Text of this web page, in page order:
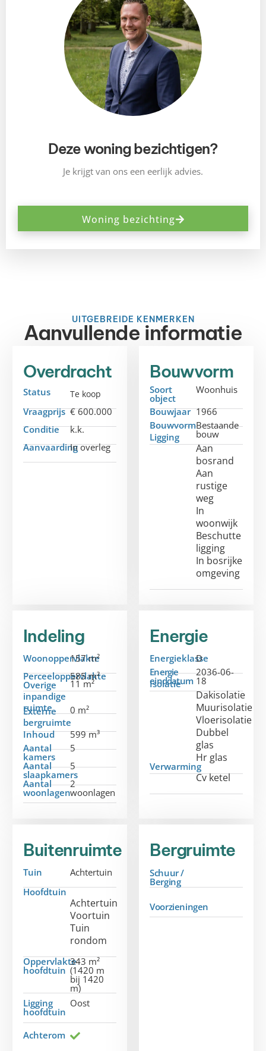
Deze woning bezichtigen?
Je krijgt van ons een eerlijk advies.
Woning bezichting
UITGEBREIDE KENMERKEN
Aanvullende informatie
Overdracht
Status Te koop
Vraagprijs € 600.000
Conditie
k.k.
AanvaardingIn overleg
Bouwvorm
Soort
object
Woonhuis
Bouwjaar 1966
BouwvormBestaande
bouw
Ligging
Aan
bosrand
Aan
rustige
weg
In
woonwijk
Beschutte
ligging
In bosrijke
omgeving
Indeling
Woonoppervlakte
157 m²
Perceeloppervlakte
585 m²
Overige
inpandige
ruimte
11 m²
Externe
bergruimte
0 m²
Inhoud
599 m³
Aantal
kamers
5
Aantal
slaapkamers
5
Aantal
woonlagen
2
woonlagen
Energie
Energieklasse
D
Energie
einddatum
2036-06-
18
Isolatie
Dakisolatie
Muurisolatie
Vloerisolatie
Dubbel
glas
Hr glas
Verwarming
Cv ketel
Buitenruimte
Tuin
Achtertuin
Hoofdtuin
Achtertuin
Voortuin
Tuin
rondom
Oppervlakte
hoofdtuin
343 m²
(1420 m
bij 1420
m)
Ligging
hoofdtuin
Oost
Achterom
Bergruimte
Schuur /
Berging
Voorzieningen